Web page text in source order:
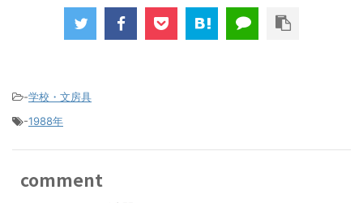
-学校・文房具
-1988年
comment